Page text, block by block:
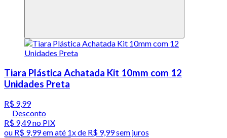
Tiara Plástica Achatada Kit 10mm com 12
Unidades Preta
R$ 9,99
Desconto
R$ 9,49no PIX
ou R$ 9,99em até 1x de R$ 9,99sem juros